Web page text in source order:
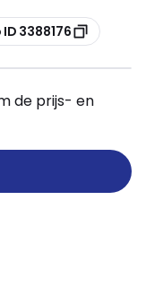
3388176
de prijs- en